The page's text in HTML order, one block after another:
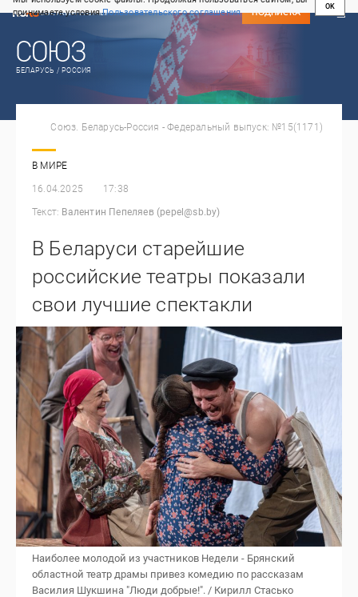
принимаете условияПользовательского соглашения
OK
СВЕЖИЙ НОМЕР
ПОДПИСКА
БЕЛАРУСЬ / РОССИЯ
В МИРЕ
16.04.2025 17:38
Текст: Валентин Пепеляев (pepel@sb.by)
Союз. Беларусь-Россия - Федеральный выпуск: №15(1171)
В Беларуси старейшие
российские театры показали
свои лучшие спектакли
Наиболее молодой из участников Недели - Брянский
областной театр драмы привез комедию по рассказам
Василия Шукшина "Люди добрые!". / Кирилл Стасько